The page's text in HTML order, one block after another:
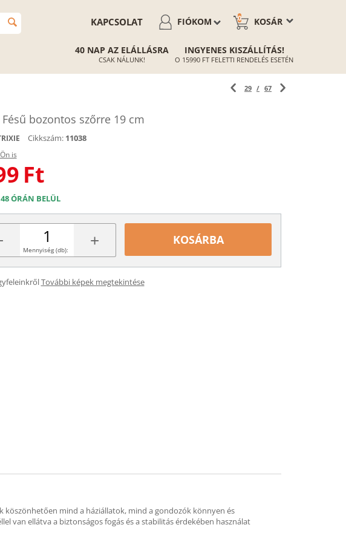
KOSÁR
0
FIÓKOM
KAPCSOLAT
40 NAP AZ ELÁLLÁSRA
CSAK NÁLUNK!
INGYENES KISZÁLLÍTÁS!
O 15990 FT FELETTI RENDELÉS ESETÉN
29 / 67
Fésű bozontos szőrre 19 cm
Cikkszám: 11038
is
Ft
ÓRÁN BELÜL
+
Mennyiség (db):
KOSÁRBA
További képek megtekintése
köszönhetően mind a háziállatok, mind a gondozók könnyen és
van ellátva a biztonságos fogás és a stabilitás érdekében használat